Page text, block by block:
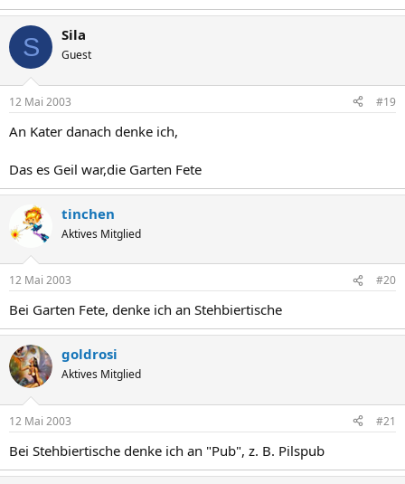
S Sila
Guest
12 Mai 2003 #19
An Kater danach denke ich,
Das es Geil war,die Garten Fete
tinchen
Aktives Mitglied
12 Mai 2003 #20
Bei Garten Fete, denke ich an Stehbiertische
goldrosi
Aktives Mitglied
12 Mai 2003 #21
Bei Stehbiertische denke ich an "Pub", z. B. Pilspub